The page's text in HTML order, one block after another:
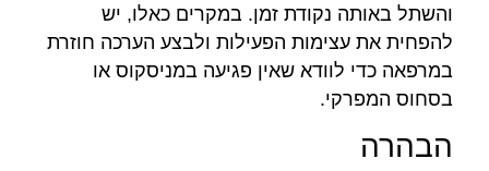
והשתל באותה נקודת זמן. במקרים כאלו, יש
להפחית את עצימות הפעילות ולבצע הערכה חוזרת
במרפאה כדי לוודא שאין פגיעה במניסקוס או
בסחוס המפרקי.
הבהרה